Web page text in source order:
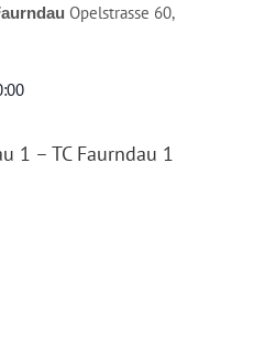
Opelstrasse 60,
1 – TC Faurndau 1